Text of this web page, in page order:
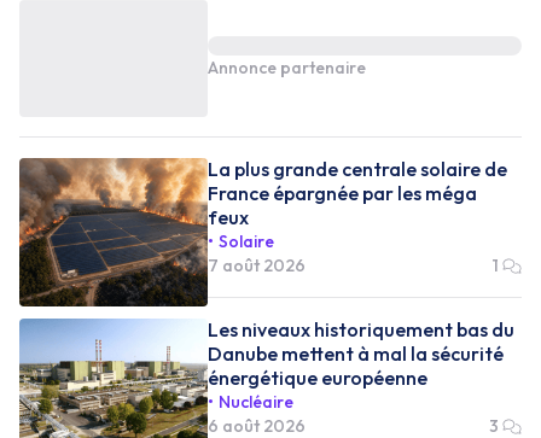
Annonce partenaire
La plus grande centrale solaire de
France épargnée par les méga
feux
Solaire
7 août 2026
1
Les niveaux historiquement bas du
Danube mettent à mal la sécurité
énergétique européenne
Nucléaire
6 août 2026
3